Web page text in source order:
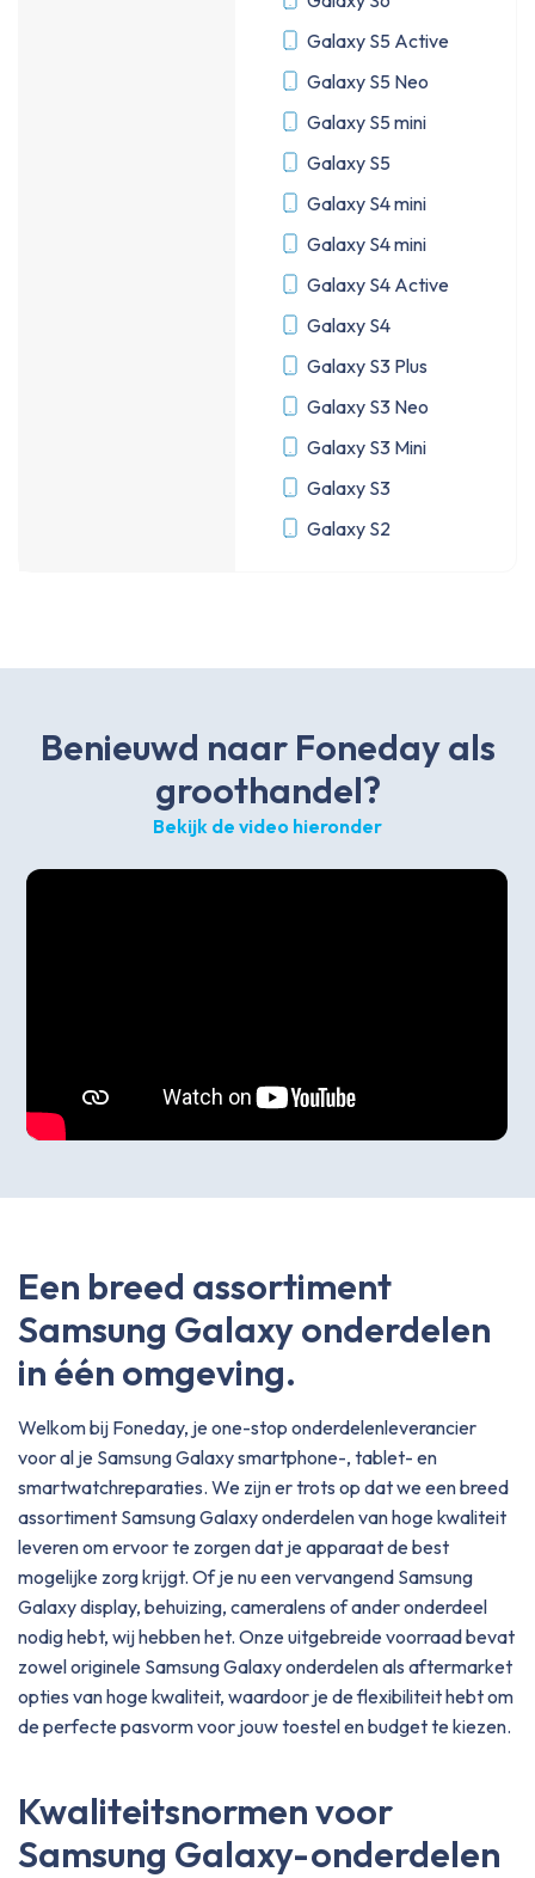
Galaxy S5 Active
Galaxy S5 Neo
Galaxy S5 mini
Galaxy S5
Galaxy S4 mini
Galaxy S4 mini
Galaxy S4 Active
Galaxy S4
Galaxy S3 Plus
Galaxy S3 Neo
Galaxy S3 Mini
Galaxy S3
Galaxy S2
Benieuwd naar Foneday als
groothandel?
Bekijk de video hieronder
Een breed assortiment
Samsung Galaxy onderdelen
in één omgeving.
Welkom bij Foneday, je one-stop onderdelenleverancier
voor al je Samsung Galaxy smartphone-, tablet- en
smartwatchreparaties. We zijn er trots op dat we een breed
assortiment Samsung Galaxy onderdelen van hoge kwaliteit
leveren om ervoor te zorgen dat je apparaat de best
mogelijke zorg krijgt. Of je nu een vervangend Samsung
Galaxy display, behuizing, cameralens of ander onderdeel
nodig hebt, wij hebben het. Onze uitgebreide voorraad bevat
zowel originele Samsung Galaxy onderdelen als aftermarket
opties van hoge kwaliteit, waardoor je de flexibiliteit hebt om
de perfecte pasvorm voor jouw toestel en budget te kiezen.
Kwaliteitsnormen voor
Samsung Galaxy-onderdelen